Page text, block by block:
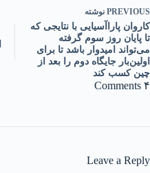
PREVIOUS نوشته
کاروان پاراآسیایی با نتایجی که
تا پایان روز سوم گرفته
می‌تواند امیدوار باشد تا برای
اولین‌بار جایگاه دوم را بعد از
چین کسب کند
۴ Comments
Leave a Reply